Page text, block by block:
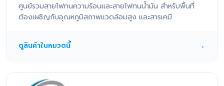
ศูนย์รวมสายไฟทนความร้อนและสายไฟทนน้ำมัน สำหรับพื้นที่
ต้องเผชิญกับอุณหภูมิสภาพแวดล้อมสูง และสารเคมี
ดูสินค้าในหมวดนี้ →